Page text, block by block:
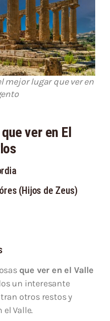
mejor lugar que ver en
ver en El
(Hijos de Zeus)
que ver en el Valle
un interesante
otros restos y
Valle.